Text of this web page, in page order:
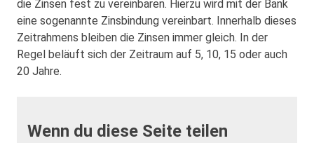
die Zinsen fest zu vereinbaren. Hierzu wird mit der Bank
eine sogenannte Zinsbindung vereinbart. Innerhalb dieses
Zeitrahmens bleiben die Zinsen immer gleich. In der
Regel beläuft sich der Zeitraum auf 5, 10, 15 oder auch
20 Jahre.
Wenn du diese Seite teilen